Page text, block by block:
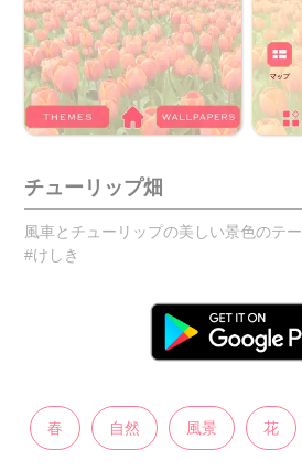
チューリップ畑
風車とチューリップの美しい景色のテ
#けしき
春 自然 風景 花